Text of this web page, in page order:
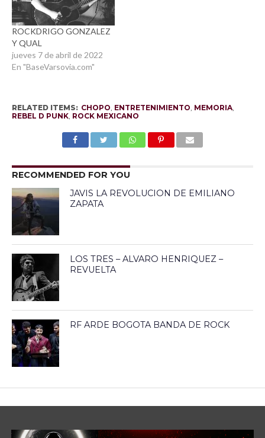
ROCKDRIGO GONZALEZ
Y QUAL
jueves 7 de abril de 2022
En "BaseVarsovia.com"
RELATED ITEMS: CHOPO ENTRETENIMIENTO MEMORIA,
REBEL D PUNK, ROCK MEXICANO
RECOMMENDED FOR YOU
JAVIS LA REVOLUCION DE EMILIANO
ZAPATA
LOS TRES – ALVARO HENRIQUEZ –
REVUELTA
RF ARDE BOGOTA BANDA DE ROCK